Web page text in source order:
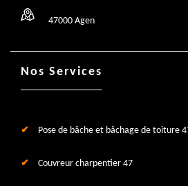
47000 Agen
Nos Services
Pose de bâche et bâchage de toiture
Couvreur charpentier 47